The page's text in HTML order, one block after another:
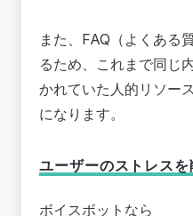
また、FAQ（よくある
るため、これまで同じ
かれていた人的リソー
になります。
ユーザーのストレスを
ボイスボットなら